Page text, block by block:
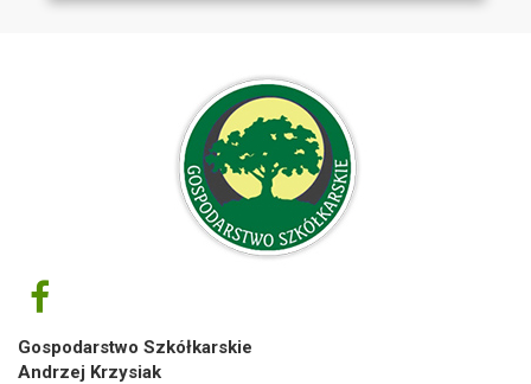
Gospodarstwo Szkółkarskie
Andrzej Krzysiak